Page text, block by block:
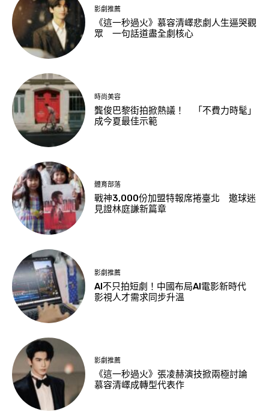
影劇推薦
《這一秒過火》慕容清嶧悲劇人生逼哭觀
眾 一句話道盡全劇核心
時尚美容
龔俊巴黎街拍掀熱議！ 「不費力時髦」
成今夏最佳示範
體育部落
戰神3,000份加盟特報席捲臺北 邀球迷
見證林庭謙新篇章
影劇推薦
AI不只拍短劇！中國布局AI電影新時代
影視人才需求同步升溫
影劇推薦
《這一秒過火》張凌赫演技掀兩極討論
慕容清嶧成轉型代表作